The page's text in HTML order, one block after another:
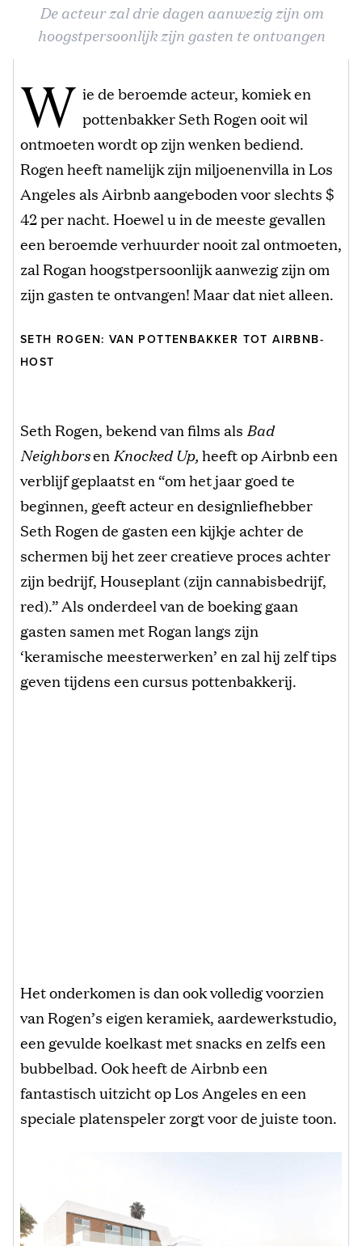
De acteur zal drie dagen aanwezig zijn om
hoogstpersoonlijk zijn gasten te ontvangen
W ie de beroemde acteur, komiek en
pottenbakker Seth Rogen ooit wil
ontmoeten wordt op zijn wenken bediend.
Rogen heeft namelijk zijn miljoenenvilla in Los
Angeles als Airbnb aangeboden voor slechts $
42 per nacht. Hoewel u in de meeste gevallen
een beroemde verhuurder nooit zal ontmoeten,
zal Rogan hoogstpersoonlijk aanwezig zijn om
zijn gasten te ontvangen! Maar dat niet alleen.
SETH ROGEN: VAN POTTENBAKKER TOT AIRBNB-
HOST
Seth Rogen, bekend van films als Bad
Neighborsen Knocked Up,heeft op Airbnb een
verblijf geplaatst en “om het jaar goed te
beginnen, geeft acteur en designliefhebber
Seth Rogen de gasten een kijkje achter de
schermen bij het zeer creatieve proces achter
zijn bedrijf, Houseplant (zijn cannabisbedrijf,
red).” Als onderdeel van de boeking gaan
gasten samen met Rogan langs zijn
‘keramische meesterwerken’ en zal hij zelf tips
geven tijdens een cursus pottenbakkerij.
Het onderkomen is dan ook volledig voorzien
van Rogen’s eigen keramiek, aardewerkstudio,
een gevulde koelkast met snacks en zelfs een
bubbelbad. Ook heeft de Airbnb een
fantastisch uitzicht op Los Angeles en een
speciale platenspeler zorgt voor de juiste toon.